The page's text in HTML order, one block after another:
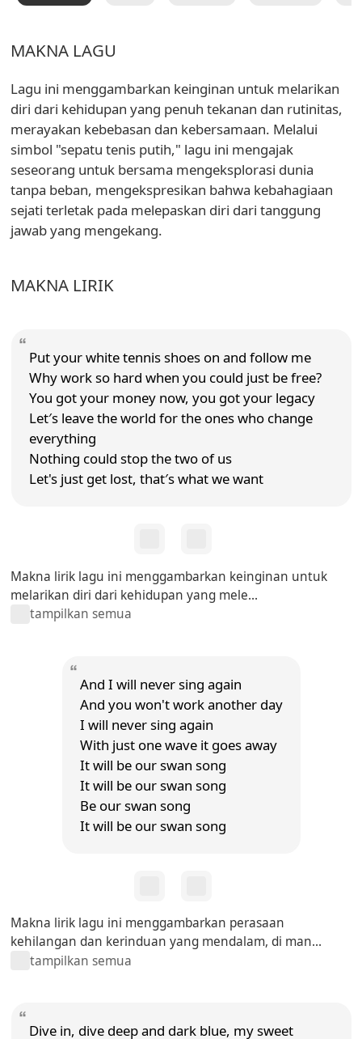
MAKNA LAGU
Lagu ini menggambarkan keinginan untuk melarikan
diri dari kehidupan yang penuh tekanan dan rutinitas,
merayakan kebebasan dan kebersamaan. Melalui
simbol "sepatu tenis putih," lagu ini mengajak
seseorang untuk bersama mengeksplorasi dunia
tanpa beban, mengekspresikan bahwa kebahagiaan
sejati terletak pada melepaskan diri dari tanggung
jawab yang mengekang.
MAKNA LIRIK
Put your white tennis shoes on and follow me
Why work so hard when you could just be free?
You got your money now, you got your legacy
Let′s leave the world for the ones who change
everything
Nothing could stop the two of us
Let's just get lost, that′s what we want
Makna lirik lagu ini menggambarkan keinginan untuk
melarikan diri dari kehidupan yang mele...
tampilkan semua
And I will never sing again
And you won't work another day
I will never sing again
With just one wave it goes away
It will be our swan song
It will be our swan song
Be our swan song
It will be our swan song
Makna lirik lagu ini menggambarkan perasaan
kehilangan dan kerinduan yang mendalam, di man...
tampilkan semua
Dive in, dive deep and dark blue, my sweet